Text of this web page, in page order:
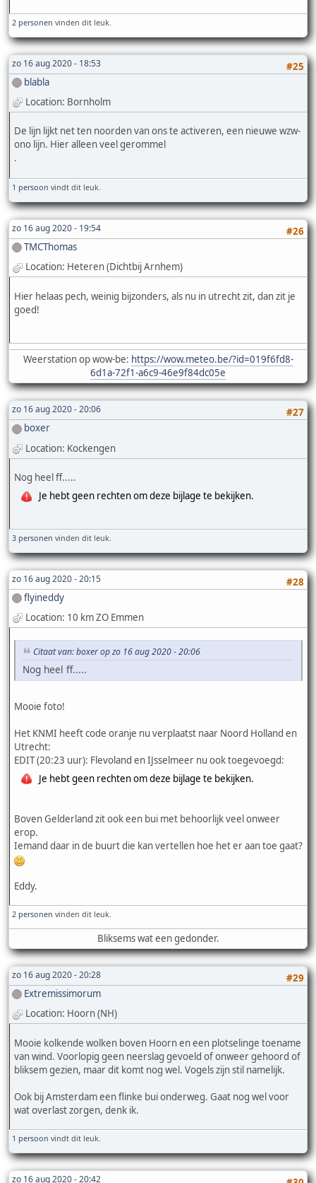
2 personen vinden dit leuk.
zo 16 aug 2020 - 18:53
#25
blabla
Location: Bornholm
De lijn lijkt net ten noorden van ons te activeren, een nieuwe wzw-
ono lijn. Hier alleen veel gerommel
.
1 persoon vindt dit leuk.
zo 16 aug 2020 - 19:54
#26
TMCThomas
Location: Heteren (Dichtbij Arnhem)
Hier helaas pech, weinig bijzonders, als nu in utrecht zit, dan zit je
goed!
Weerstation op wow-be: https://wow.meteo.be/?id=019f6fd8-
6d1a-72f1-a6c9-46e9f84dc05e
zo 16 aug 2020 - 20:06
#27
boxer
Location: Kockengen
Nog heel ff.....
Je hebt geen rechten om deze bijlage te bekijken.
3 personen vinden dit leuk.
zo 16 aug 2020 - 20:15
#28
flyineddy
Location: 10 km ZO Emmen
Citaat van: boxer op zo 16 aug 2020 - 20:06
Nog heel ff.....
Mooie foto!
Het KNMI heeft code oranje nu verplaatst naar Noord Holland en
Utrecht:
EDIT (20:23 uur): Flevoland en IJsselmeer nu ook toegevoegd:
Je hebt geen rechten om deze bijlage te bekijken.
Boven Gelderland zit ook een bui met behoorlijk veel onweer
erop.
Iemand daar in de buurt die kan vertellen hoe het er aan toe gaat?
Eddy.
2 personen vinden dit leuk.
Bliksems wat een gedonder.
zo 16 aug 2020 - 20:28
#29
Extremissimorum
Location: Hoorn (NH)
Mooie kolkende wolken boven Hoorn en een plotselinge toename
van wind. Voorlopig geen neerslag gevoeld of onweer gehoord of
bliksem gezien, maar dit komt nog wel. Vogels zijn stil namelijk.
Ook bij Amsterdam een flinke bui onderweg. Gaat nog wel voor
wat overlast zorgen, denk ik.
1 persoon vindt dit leuk.
zo 16 aug 2020 - 20:42